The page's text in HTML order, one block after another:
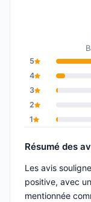
5
4
3
2
1
Résumé des
Les avis
positive, avec
mentionnée